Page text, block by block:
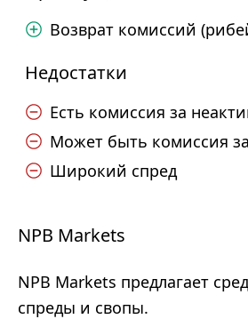
Возврат комиссий
Недостатки
Есть комиссия за
Может быть комиссия
Широкий спред
NPB Markets
NPB Markets предлагает
спреды и свопы.